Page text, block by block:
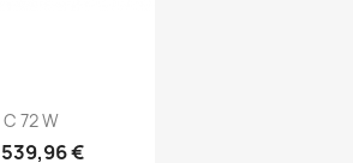
rapide
72 W
539,96 €